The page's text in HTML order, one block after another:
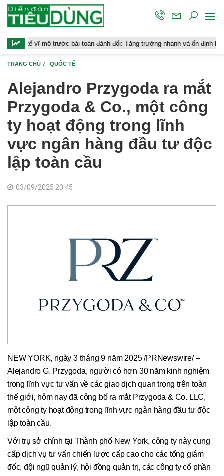
trước bài toán đánh đổi: Tăng trưởng nhanh và ổn định bền vững
TRANG CHỦ QUỐC TẾ
Alejandro Przygoda ra mắt
Przygoda & Co., một công
ty hoạt động trong lĩnh
vực ngân hàng đầu tư độc
lập toàn cầu
03/09/2025 20:45
NEW YORK, ngày 3 tháng 9 năm 2025 /PRNewswire/ --
Alejandro G. Przygoda, người có hơn 30 năm kinh nghiệm
trong lĩnh vực tư vấn về các giao dịch quan trọng trên toàn
thế giới, hôm nay đã công bố ra mắt Przygoda & Co. LLC,
một công ty hoạt động trong lĩnh vực ngân hàng đầu tư độc
lập toàn cầu.
Với trụ sở chính tại Thành phố New York, công ty này cung
cấp dịch vụ tư vấn chiến lược cấp cao cho các tổng giám
đốc, đội ngũ quản lý, hội đồng quản trị, các công ty cổ phần